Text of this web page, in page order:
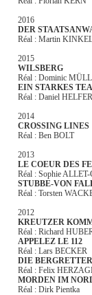
2016
DER
Réal : Martin
2015
WILSBERG
Réal : Dominic
EIN STARKES
Réal : Daniel HELFER
2014
CROSSING LINES
Réal : Ben BOLT
2013
LE COEUR DES
Réal : Sophie
STUBBE-VON
Réal : Torsten
2012
KREUTZER
Réal : Richard
APPELEZ LE 112
Réal : Lars BECKER
DIE BERGRETTER
Réal : Felix
MORDEN IM
Réal : Dirk Pientka